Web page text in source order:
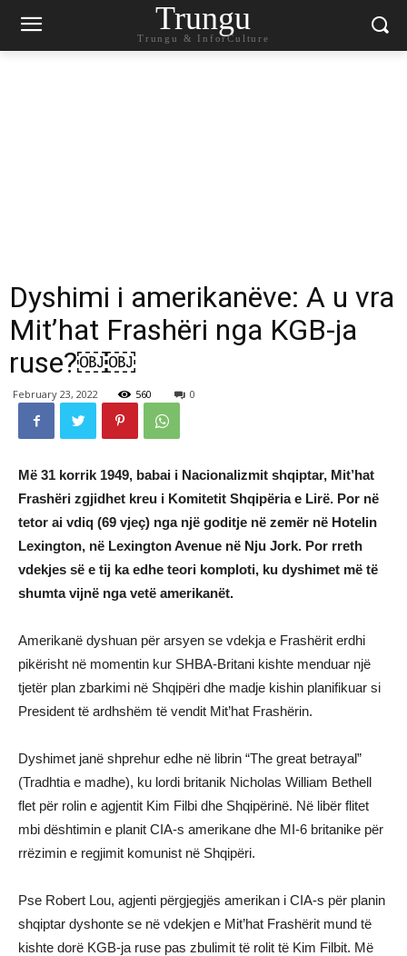
Trungu
Trungu & InforCulture
Dyshimi i amerikanëve: A u vra
Mit’hat Frashëri nga KGB-ja
ruse?￼￼
February 23, 2022 560 0
Më 31 korrik 1949, babai i Nacionalizmit shqiptar, Mit’hat
Frashëri zgjidhet kreu i Komitetit Shqipëria e Lirë. Por në
tetor ai vdiq (69 vjeç) nga një goditje në zemër në Hotelin
Lexington, në Lexington Avenue në Nju Jork. Por rreth
vdekjes së e tij ka edhe teori komploti, ku dyshimet më të
shumta vijnë nga vetë amerikanët.
Amerikanë dyshuan për arsyen se vdekja e Frashërit erdhi
pikërisht në momentin kur SHBA-Britani kishte menduar një
tjetër plan zbarkimi në Shqipëri dhe madje kishin planifikuar si
President të ardhshëm të vendit Mit’hat Frashërin.
Dyshimet janë shprehur edhe në librin “The great betrayal”
(Tradhtia e madhe), ku lordi britanik Nicholas William Bethell
flet për rolin e agjentit Kim Filbi dhe Shqipërinë. Në libër flitet
mbi dështimin e planit CIA-s amerikane dhe MI-6 britanike për
rrëzimin e regjimit komunist në Shqipëri.
Pse Robert Lou, agjenti përgjegjës amerikan i CIA-s për planin
shqiptar dyshonte se në vdekjen e Mit’hat Frashërit mund të
kishte dorë KGB-ja ruse pas zbulimit të rolit të Kim Filbit. Më